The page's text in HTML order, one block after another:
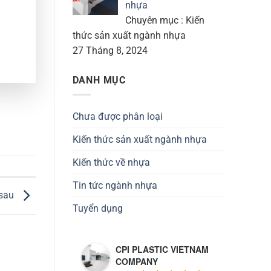
nhựa
Chuyên mục : Kiến
thức sản xuất ngành nhựa
27 Tháng 8, 2024
DANH MỤC
Chưa được phân loại
Kiến thức sản xuất ngành nhựa
Kiến thức về nhựa
Tin tức ngành nhựa
Tuyển dụng
CPI PLASTIC VIETNAM
COMPANY